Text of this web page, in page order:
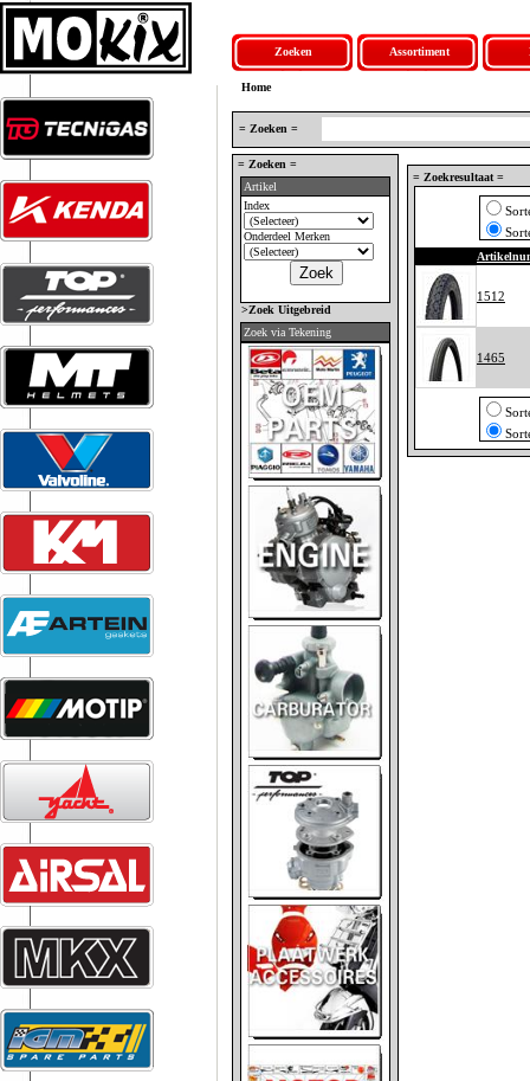
Zoeken Assortiment
Home
= Zoeken =
= Zoeken =
Artikel
Index
Onderdeel Merken
>Zoek Uitgebreid
Zoek via Tekening
= Zoekresultaat =
1512
1465